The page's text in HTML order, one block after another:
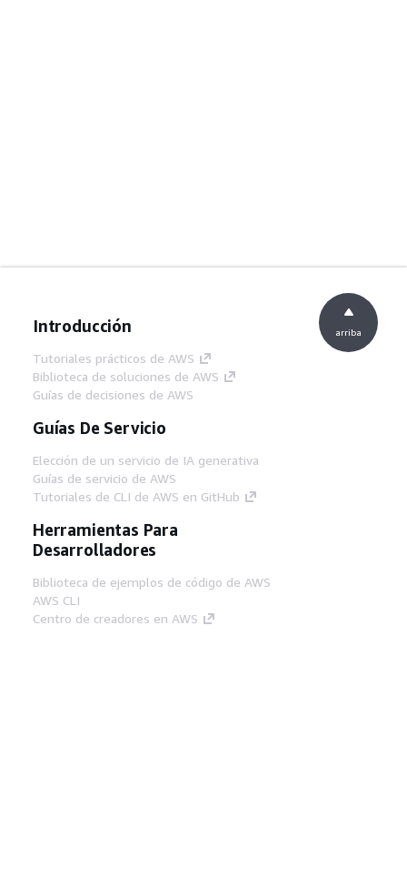
Introducción
Tutoriales prácticos de AWS
Biblioteca de soluciones de AWS
Guías de decisiones de AWS
Guías De Servicio
Elección de un servicio de IA generativa
Guías de servicio de AWS
Tutoriales de CLI de AWS en GitHub
Herramientas Para
Desarrolladores
Biblioteca de ejemplos de código de AWS
AWS CLI
Centro de creadores en AWS
arriba